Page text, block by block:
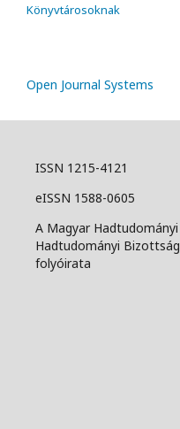
Könyvtárosoknak
Open Journal Systems
ISSN 1215-4121
eISSN 1588-0605
A Magyar
Hadtudományi
folyóirata